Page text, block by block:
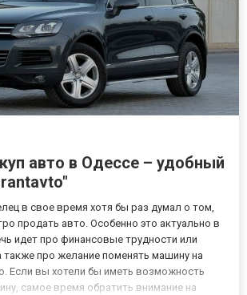
авто в Одессе – удобный
в свое время хотя бы раз думал о том,
продать авто. Особенно это актуально в
идет про финансовые трудности или
также про желание поменять машину на
Если вы хотели бы иметь возможность
самое время обратить внимание на